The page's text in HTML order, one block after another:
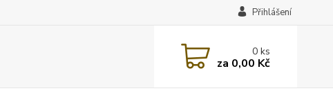
Přihlášení
0ks
za 0,00 Kč